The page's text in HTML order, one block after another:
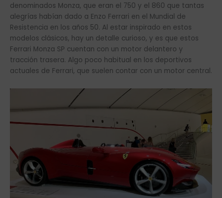
denominados Monza, que eran el 750 y el 860 que tantas
alegrías habían dado a Enzo Ferrari en el Mundial de
Resistencia en los años 50. Al estar inspirado en estos
modelos clásicos, hay un detalle curioso, y es que estos
Ferrari Monza SP cuentan con un motor delantero y
tracción trasera. Algo poco habitual en los deportivos
actuales de Ferrari, que suelen contar con un motor central.